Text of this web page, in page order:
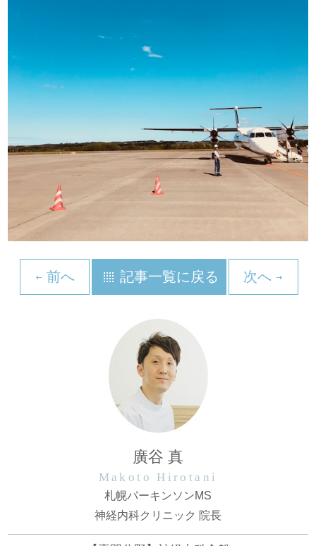
前へ 記事一覧に戻る 次へ
廣谷 真
Makoto Hirotani
札幌パーキンソンMS
神経内科クリニック 院長